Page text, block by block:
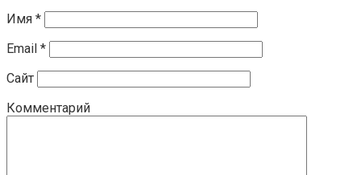
Имя *
Email *
Сайт
Комментарий